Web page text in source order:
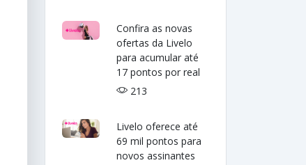
Confira as novas
ofertas da Livelo
para acumular até
17 pontos por real
213
Livelo oferece até
69 mil pontos para
novos assinantes